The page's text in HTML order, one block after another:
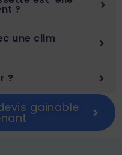
?
une clim
?
gainable